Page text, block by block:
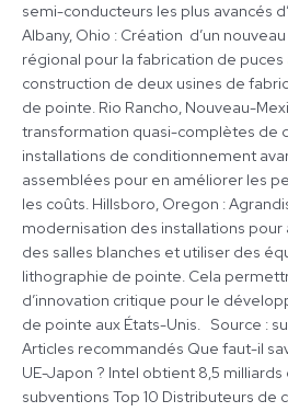
semi-conducteurs les plus avancés
Albany, Ohio : Création d’un
régional pour la fabrication de puces
construction de deux usines de
de pointe. Rio Rancho, Nouveau-
transformation quasi-complètes de
installations de conditionnement
assemblées pour en améliorer les
les coûts. Hillsboro, Oregon :
modernisation des installations
des salles blanches et utiliser des
lithographie de pointe. Cela
d’innovation critique pour le
de pointe aux États-Unis. Source :
Articles recommandés Que faut-il
UE-Japon ? Intel obtient 8,5
subventions Top 10 Distributeurs de